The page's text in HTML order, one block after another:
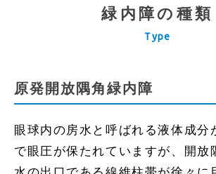
緑内障の種類
Type
原発開放隅角緑内障
眼球内の房水と呼ばれる液体成分
で眼圧が保たれていますが、開放